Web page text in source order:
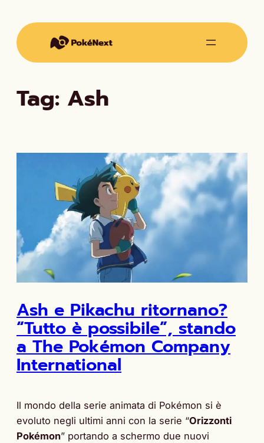
contenuto
Tag: Ash
Ash e Pikachu ritornano?
“Tutto è possibile”, stando
a The Pokémon Company
International
Il mondo della serie animata di Pokémon si è
evoluto negli ultimi anni con la serie “Orizzonti
Pokémon” portando a schermo due nuovi